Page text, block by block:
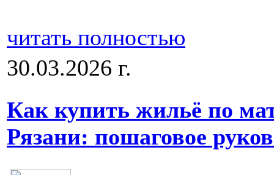
читать полностью
30.03.2026 г.
Как купить жильё по
Рязани: пошаговое